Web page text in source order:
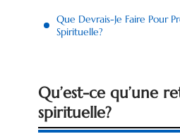
Que Devrais-Je Faire Pour
Spirituelle?
Qu’est-ce qu’une
spirituelle?